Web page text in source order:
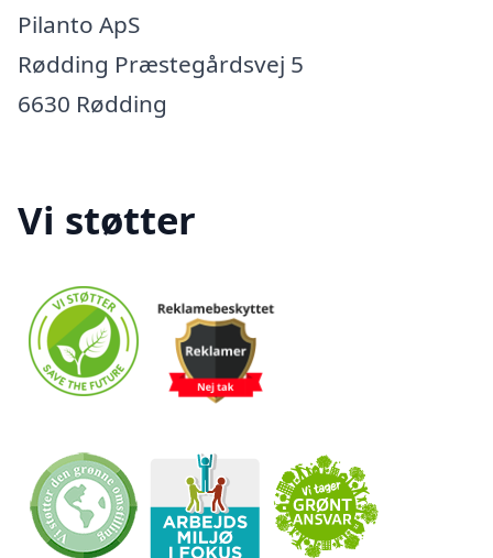
Pilanto ApS
Rødding Præstegårdsvej 5
6630 Rødding
Vi støtter